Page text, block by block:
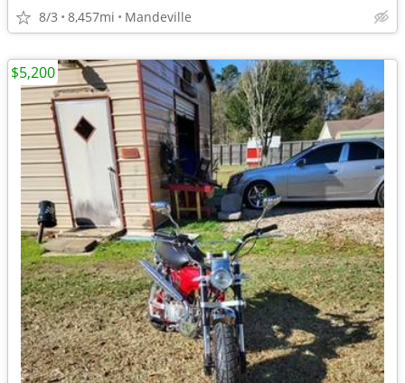
8/3 8,457mi Mandeville
$5,200